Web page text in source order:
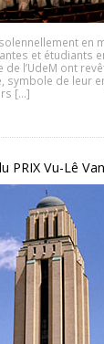
en
et étudiants
l’UdeM ont
de leur
[…]
PRIX Vu-Lê